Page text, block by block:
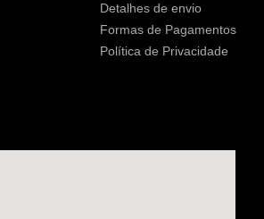
Detalhes de envio
Formas de Pagamentos
Política de Privacidade